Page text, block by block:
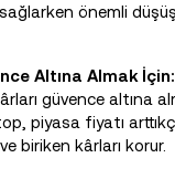
önemli
Altına Almak İçin:
güvence altına
piyasa fiyatı
biriken kârları korur.